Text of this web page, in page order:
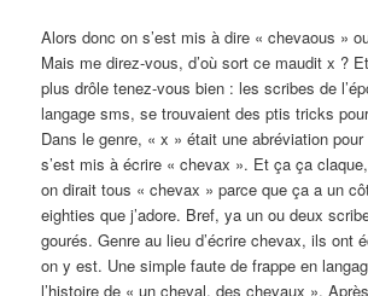
Alors donc on s’est mis à dire « chevaous »
Mais me direz-vous, d’où sort ce maudit x ?
plus drôle tenez-vous bien : les scribes de
langage sms, se trouvaient des ptis tricks
Dans le genre, « x » était une abréviation
s’est mis à écrire « chevax ». Et ça ça
on dirait tous « chevax » parce que ça a un
eighties que j’adore. Bref, ya un ou deux
gourés. Genre au lieu d’écrire chevax, ils ont
on y est. Une simple faute de frappe en
l’histoire de « un cheval, des chevaux ».